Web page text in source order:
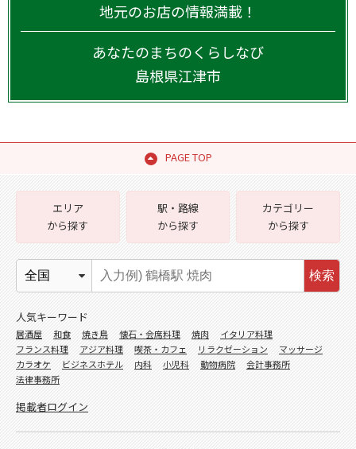
地元のお店の情報満載！
あなたのまちのくらしなび
島根県江津市
PAGE TOP
エリア
から探す
駅・路線
から探す
カテゴリー
から探す
検索
人気キーワード
居酒屋 和食 焼き鳥 懐石・会席料理 焼肉
イタリア料理
フランス料理
アジア料理 喫茶・カフェ リラクゼーション
マッサージ
カラオケ
ビジネスホテル 内科 小児科 動物病院
会計事務所
法律事務所
掲載者ログイン